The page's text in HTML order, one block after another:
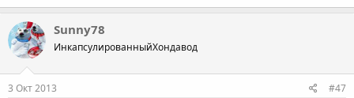
Sunny78
ИнкапсулированныйХондавод
3 Окт 2013 #47